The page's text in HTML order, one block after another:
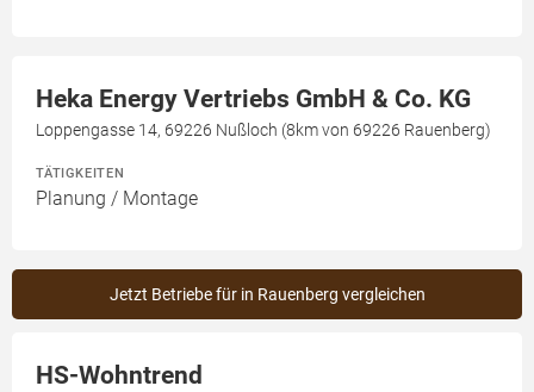
Heka Energy Vertriebs GmbH & Co. KG
Loppengasse 14, 69226 Nußloch (8km von 69226 Rauenberg)
TÄTIGKEITEN
Planung / Montage
Jetzt Betriebe für in Rauenberg vergleichen
HS-Wohntrend